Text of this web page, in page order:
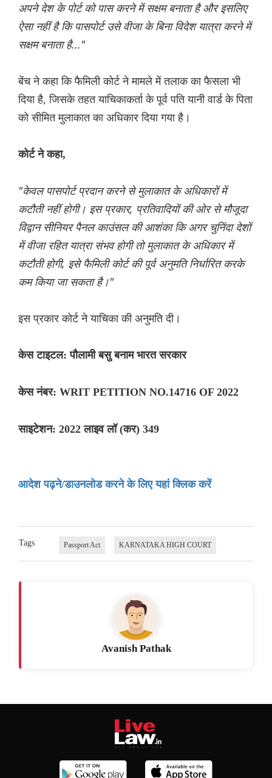
अपने देश के पोर्ट को पास करने में सक्षम बनाता है और इसलिए
ऐसा नहीं है कि पासपोर्ट उसे वीजा के बिना विदेश यात्रा करने में
सक्षम बनाता है..."
बेंच ने कहा कि फैमिली कोर्ट ने मामले में तलाक का फैसला भी
दिया है, जिसके तहत याचिकाकर्ता के पूर्व पति यानी वार्ड के पिता
को सीमित मुलाकात का अधिकार दिया गया है।
कोर्ट ने कहा,
"केवल पासपोर्ट प्रदान करने से मुलाकात के अधिकारों में
कटौती नहीं होगी। इस प्रकार, प्रतिवादियों की ओर से मौजूदा
विद्वान सीनियर पैनल काउंसल की आशंका कि अगर चुनिंदा देशों
में वीजा रहित यात्रा संभव होगी तो मुलाकात के अधिकार में
कटौती होगी, इसे फैमिली कोर्ट की पूर्व अनुमति निर्धारित करके
कम किया जा सकता है।"
इस प्रकार कोर्ट ने याचिका की अनुमति दी।
केस टाइटल: पौलामी बसु बनाम भारत सरकार
केस नंबर: WRIT PETITION NO.14716 OF 2022
साइटेशन: 2022 लाइव लॉ (कर) 349
आदेश पढ़ने/डाउनलोड करने के लिए यहां क्लिक करें
Tags Passport Act KARNATAKA HIGH COURT
Avanish Pathak